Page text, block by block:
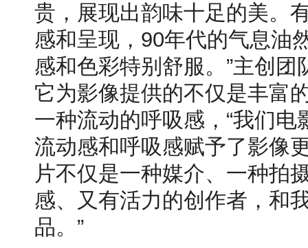
贵，展现出韵味十足的美。
感和呈现，90年代的气息油
感和色彩特别舒服。”主创
它为影像提供的不仅是丰富
一种流动的呼吸感，“我们
流动感和呼吸感赋予了影
片不仅是一种媒介、一种拍
感、又有活力的创作者，和
品。”